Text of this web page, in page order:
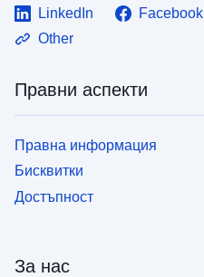
LinkedIn Facebook
Other
Правни аспекти
Правна информация
Бисквитки
Достъпност
За нас